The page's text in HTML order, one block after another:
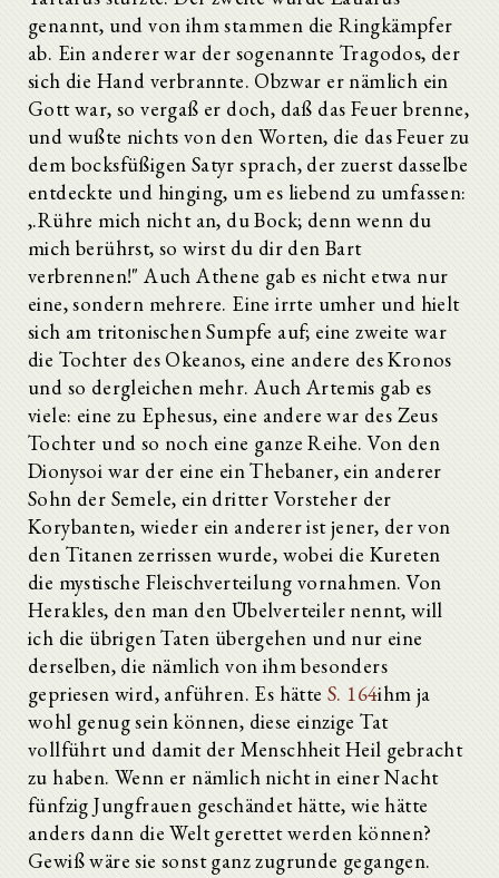
genannt, und von ihm stammen die Ringkämpfer
ab. Ein anderer war der sogenannte Tragodos, der
sich die Hand verbrannte. Obzwar er nämlich ein
Gott war, so vergaß er doch, daß das Feuer brenne,
und wußte nichts von den Worten, die das Feuer zu
dem bocksfüßigen Satyr sprach, der zuerst dasselbe
entdeckte und hinging, um es liebend zu umfassen:
,.Rühre mich nicht an, du Bock; denn wenn du
mich berührst, so wirst du dir den Bart
verbrennen!" Auch Athene gab es nicht etwa nur
eine, sondern mehrere. Eine irrte umher und hielt
sich am tritonischen Sumpfe auf; eine zweite war
die Tochter des Okeanos, eine andere des Kronos
und so dergleichen mehr. Auch Artemis gab es
viele: eine zu Ephesus, eine andere war des Zeus
Tochter und so noch eine ganze Reihe. Von den
Dionysoi war der eine ein Thebaner, ein anderer
Sohn der Semele, ein dritter Vorsteher der
Korybanten, wieder ein anderer ist jener, der von
den Titanen zerrissen wurde, wobei die Kureten
die mystische Fleischverteilung vornahmen. Von
Herakles, den man den Übelverteiler nennt, will
ich die übrigen Taten übergehen und nur eine
derselben, die nämlich von ihm besonders
gepriesen wird, anführen. Es hätte S. 164ihm ja
wohl genug sein können, diese einzige Tat
vollführt und damit der Menschheit Heil gebracht
zu haben. Wenn er nämlich nicht in einer Nacht
fünfzig Jungfrauen geschändet hätte, wie hätte
anders dann die Welt gerettet werden können?
Gewiß wäre sie sonst ganz zugrunde gegangen.